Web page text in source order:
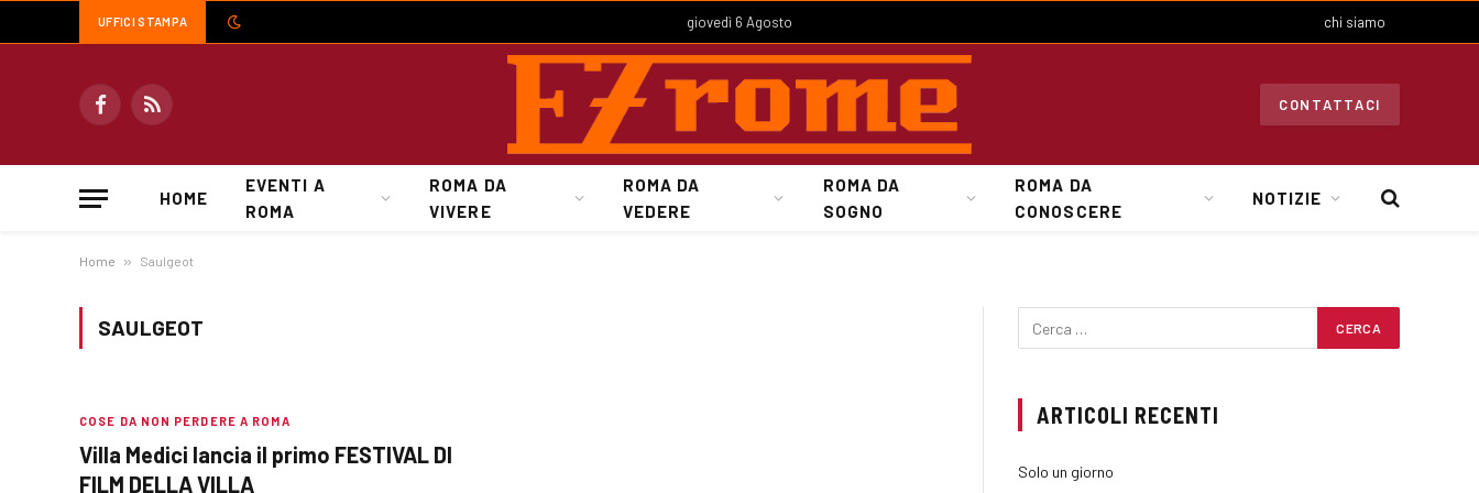
UFFICI STAMPA giovedì 6 Agosto chi siamo
FacebookRSS
CONTATTACI
HOME
EVENTI A
ROMA
ROMA DA
VIVERE
ROMA DA
VEDERE
ROMA DA
SOGNO
ROMA DA
CONOSCERE
NOTIZIE
Home » Saulgeot
SAULGEOT
COSE DA NON PERDERE A ROMA
Villa Medici lancia il primo FESTIVAL DI
FILM DELLA VILLA
ARTICOLI RECENTI
Solo un giorno